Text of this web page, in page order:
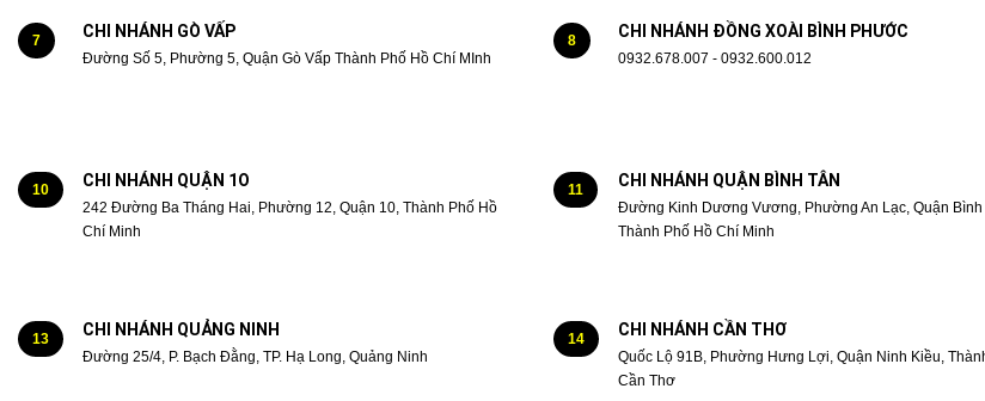
7 CHI NHÁNH GÒ VẤP
Đường Số 5, Phường 5, Quận Gò Vấp Thành Phố Hồ Chí MInh
8 CHI NHÁNH ĐỒNG XOÀI BÌNH PHƯỚC
0932.678.007 - 0932.600.012
10 CHI NHÁNH QUẬN 1O
242 Đường Ba Tháng Hai, Phường 12, Quận 10, Thành Phố Hồ
Chí Minh
11 CHI NHÁNH QUẬN BÌNH TÂN
Đường Kinh Dương Vương, Phường An Lạc, Quận Bình
Thành Phố Hồ Chí Minh
13 CHI NHÁNH QUẢNG NINH
Đường 25/4, P. Bạch Đằng, TP. Hạ Long, Quảng Ninh
14 CHI NHÁNH CẦN THƠ
Quốc Lộ 91B, Phường Hưng Lợi, Quận Ninh Kiều,
Cần Thơ